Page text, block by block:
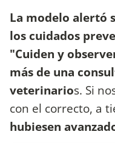
La modelo alertó
los cuidados
"Cuiden y
más de una
veterinarios. Si
con el correcto, a
hubiesen